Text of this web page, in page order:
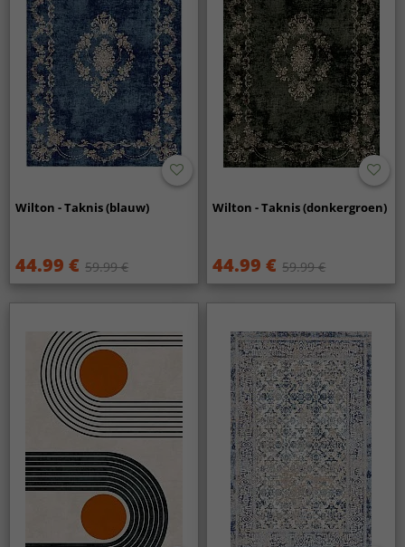
Wilton - Taknis (blauw)
44.99 € 59.99 €
Wilton - Taknis (donkergroen)
44.99 € 59.99 €